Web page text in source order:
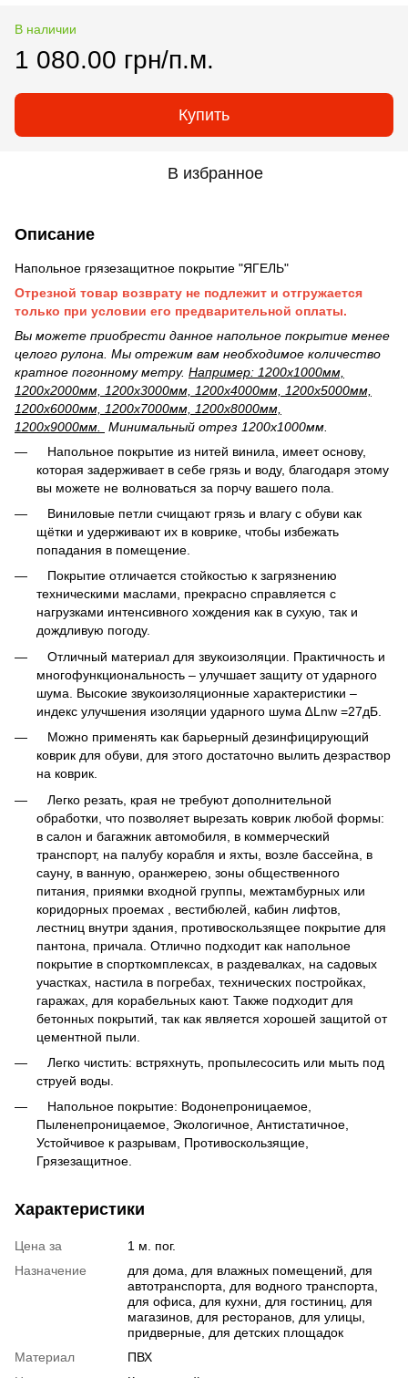
В наличии
1 080.00 грн/п.м.
Купить
В избранное
Описание
Напольное грязезащитное покрытие "ЯГЕЛЬ"
Отрезной товар возврату не подлежит и отгружается
только при условии его предварительной оплаты.
Вы можете приобрести данное напольное покрытие менее
целого рулона. Мы отрежим вам необходимое количество
кратное погонному метру. Например: 1200х1000мм,
1200х2000мм, 1200х3000мм, 1200х4000мм, 1200х5000мм,
1200х6000мм, 1200х7000мм, 1200х8000мм,
1200х9000мм.
Минимальный отрез 1200х1000мм.
Напольное покрытие из нитей винила, имеет основу,
которая задерживает в себе грязь и воду, благодаря этому
вы можете не волноваться за порчу вашего пола.
Виниловые петли счищают грязь и влагу с обуви как
щётки и удерживают их в коврике, чтобы избежать
попадания в помещение.
Покрытие отличается стойкостью к загрязнению
техническими маслами, прекрасно справляется с
нагрузками интенсивного хождения как в сухую, так и
дождливую погоду.
Отличный материал для звукоизоляции. Практичность и
многофункциональность – улучшает защиту от ударного
шума. Высокие звукоизоляционные характеристики –
индекс улучшения изоляции ударного шума ∆Lnw =27дБ.
Можно применять как барьерный дезинфицирующий
коврик для обуви, для этого достаточно вылить дезраствор
на коврик.
Легко резать, края не требуют дополнительной
обработки, что позволяет вырезать коврик любой формы:
в салон и багажник автомобиля, в коммерческий
транспорт, на палубу корабля и яхты, возле бассейна, в
сауну, в ванную, оранжерею, зоны общественного
питания, приямки входной группы, межтамбурных или
коридорных проемах , вестибюлей, кабин лифтов,
лестниц внутри здания, противоскользящее покрытие для
пантона, причала. Отлично подходит как напольное
покрытие в спорткомплексах, в раздевалках, на садовых
участках, настила в погребах, технических постройках,
гаражах, для корабельных кают. Также подходит для
бетонных покрытий, так как является хорошей защитой от
цементной пыли.
Легко чистить: встряхнуть, пропылесосить или мыть под
струей воды.
Напольное покрытие: Водонепроницаемое,
Пыленепроницаемое, Экологичное, Антистатичное,
Устойчивое к разрывам, Противоскользящие,
Грязезащитное.
Характеристики
Цена за
1 м. пог.
Назначение
для дома, для влажных помещений, для
автотранспорта, для водного транспорта,
для офиса, для кухни, для гостиниц, для
магазинов, для ресторанов, для улицы,
придверные, для детских площадок
Материал
ПВХ